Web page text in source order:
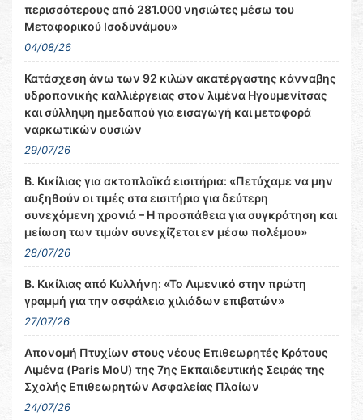
περισσότερους από 281.000 νησιώτες μέσω του
Μεταφορικού Ισοδυνάμου»
04/08/26
Κατάσχεση άνω των 92 κιλών ακατέργαστης κάνναβης
υδροπονικής καλλιέργειας στον λιμένα Ηγουμενίτσας
και σύλληψη ημεδαπού για εισαγωγή και μεταφορά
ναρκωτικών ουσιών
29/07/26
Β. Κικίλιας για ακτοπλοϊκά εισιτήρια: «Πετύχαμε να μην
αυξηθούν οι τιμές στα εισιτήρια για δεύτερη
συνεχόμενη χρονιά – Η προσπάθεια για συγκράτηση και
μείωση των τιμών συνεχίζεται εν μέσω πολέμου»
28/07/26
Β. Κικίλιας από Κυλλήνη: «Το Λιμενικό στην πρώτη
γραμμή για την ασφάλεια χιλιάδων επιβατών»
27/07/26
Απονομή Πτυχίων στους νέους Επιθεωρητές Κράτους
Λιμένα (Paris MoU) της 7ης Εκπαιδευτικής Σειράς της
Σχολής Επιθεωρητών Ασφαλείας Πλοίων
24/07/26